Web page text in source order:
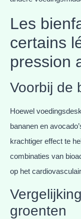
Les
certains
pression
Voorbij de
Hoewel
bananen en
krachtiger effect te
combinaties van
op het
groenten